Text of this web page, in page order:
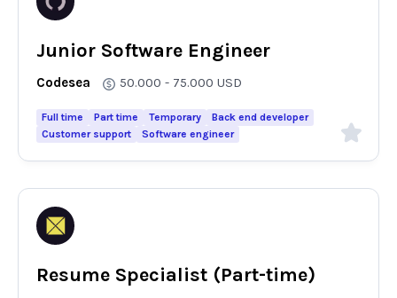
Junior Software Engineer
Codesea 50.000 - 75.000 USD
Full time Part time Temporary
Back end developer
Customer support
Software engineer
Resume Specialist (Part-time)